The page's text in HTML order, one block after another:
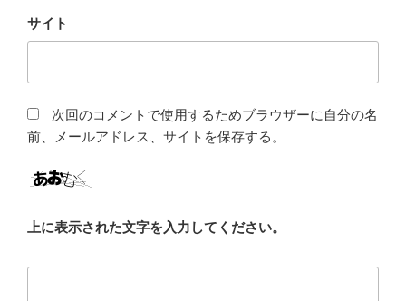
サイト
次回のコメントで使用するためブラウザーに自分の名
前、メールアドレス、サイトを保存する。
上に表示された文字を入力してください。